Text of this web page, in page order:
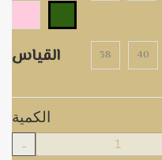
القياس 38 40
الكمية
-